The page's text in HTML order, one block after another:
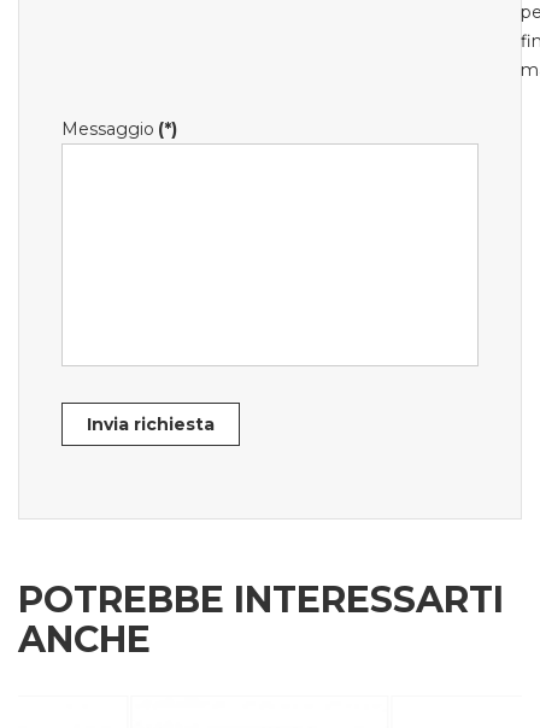
Messaggio (*)
Invia richiesta
POTREBBE INTERESSARTI
ANCHE